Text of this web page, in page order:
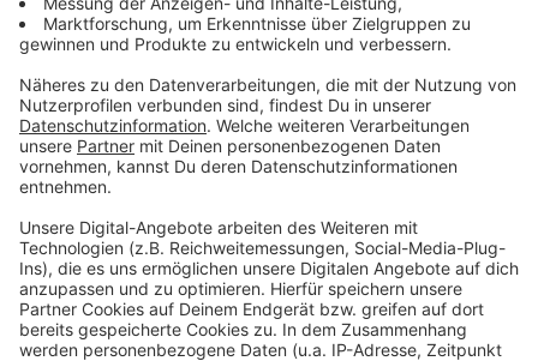
Aktuell ist die Große Dhünn-Talsperre wieder zu 75
Prozent gefüllt – der Pegel steigt aber deutlich
Trinkwasserversorgung auch für einen ausreichenden
Pegel im Fluss Dhünn verantwortlich ist. Insgesamt
darf der Verband vier Wochen lang weniger Wasser
abgeben. In dieser Zeit wird außerdem zweimal täglich
Anzeige